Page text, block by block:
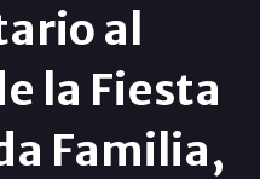
al
la Fiesta
Familia,